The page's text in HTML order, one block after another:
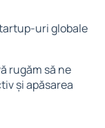
uri globale
rugăm să ne
și apăsarea